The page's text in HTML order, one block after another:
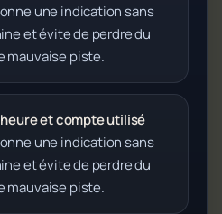
une indication sans
et évite de perdre du
mauvaise piste.
et compte utilisé
une indication sans
et évite de perdre du
mauvaise piste.